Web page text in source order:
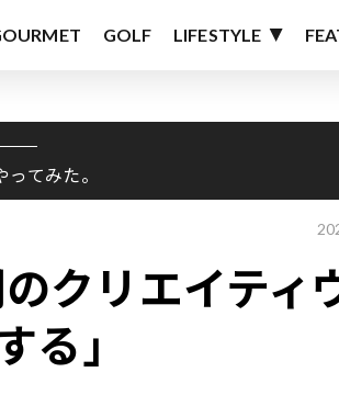
GOLF LIFESTYLE
てみた。
クリエイティ
る」